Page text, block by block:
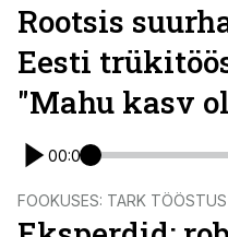
Rootsis
Eesti
"Mahu kasv
00:00
FOOKUSES: TARK TÖÖSTUS